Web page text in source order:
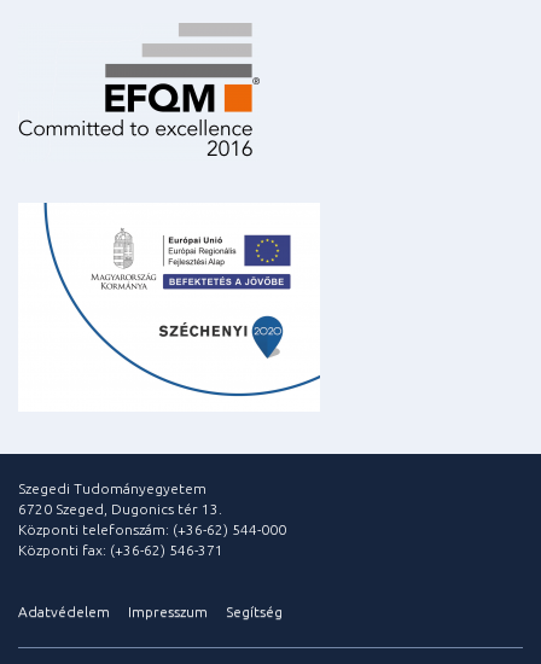
Szegedi Tudományegyetem
6720 Szeged, Dugonics tér 13.
Központi telefonszám: (+36-62) 544-000
Központi fax: (+36-62) 546-371
Adatvédelem Impresszum Segítség